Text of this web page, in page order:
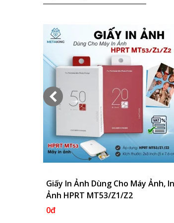
Thêm Vào Giỏ
Giấy In Ảnh Dùng Cho Máy Ảnh, In
Ảnh HPRT MT53/Z1/Z2
0đ